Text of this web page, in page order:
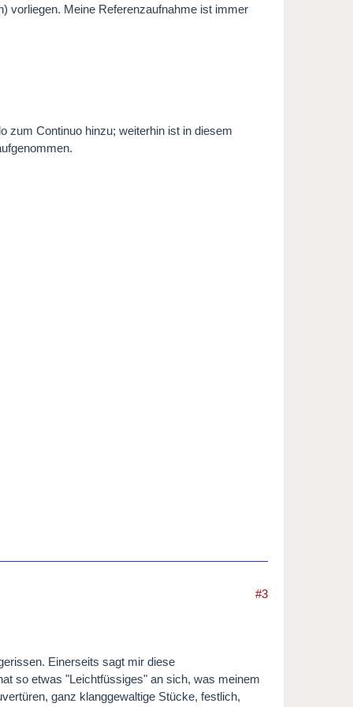
vorliegen. Meine Referenzaufnahme ist immer
zum Continuo hinzu; weiterhin ist in diesem
#3
Einerseits sagt mir diese
so etwas "Leichtfüssiges" an sich, was meinem
ganz klanggewaltige Stücke, festlich,